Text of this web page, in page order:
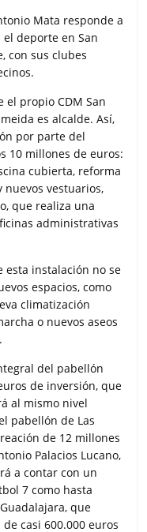
Mata responde a
deporte en San
con sus clubes
el propio CDM San
es alcalde. Así,
por parte del
10 millones de euros:
cubierta, reforma
vestuarios,
que realiza una
administrativas
esta instalación no se
espacios, como
climatización
o nuevos aseos
del pabellón
de inversión, que
al mismo nivel
pabellón de Las
de 12 millones
Palacios Lucano,
a contar con un
7 como hasta
que
casi 600.000 euros